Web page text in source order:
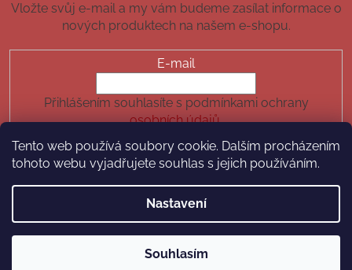
Tento web používá soubory cookie. Dalším procházením
tohoto webu vyjadřujete souhlas s jejich používáním.
Nastavení
Souhlasím
Vložte svůj e-mail a my vám budeme zasílat informace o
nových produktech na našem e-shopu.
E-mail
Přihlášením souhlasíte s podmínkami ochrany
osobních údajů.
PŘIHLÁSIT SE